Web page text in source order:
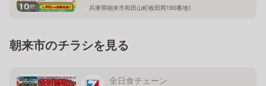
10枚 兵庫県朝来市和田山町枚田岡190番地1
朝来市のチラシを見る
全日食チェーン